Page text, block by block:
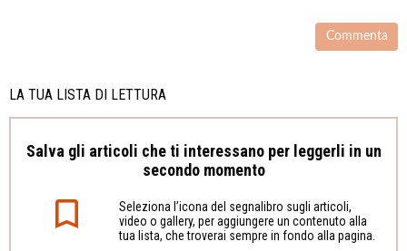
LA TUA LISTA DI LETTURA
Salva gli articoli che ti interessano per leggerli in un
secondo momento
Seleziona l’icona del segnalibro sugli articoli,
video o gallery, per aggiungere un contenuto alla
tua lista, che troverai sempre in fondo alla pagina.